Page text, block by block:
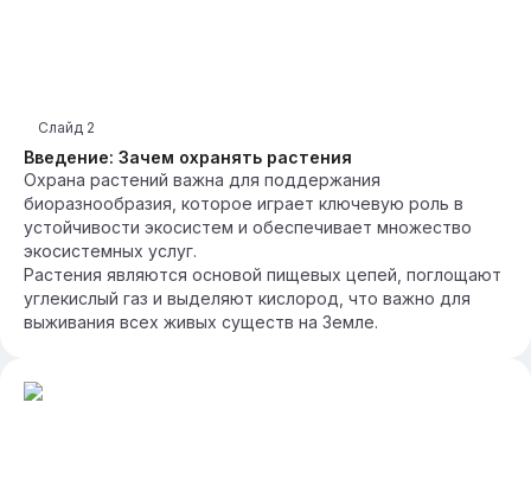
Введение: Зачем охранять растения
Слайд 2
Охрана растений важна для поддержания
биоразнообразия, которое играет ключевую роль в
устойчивости экосистем и обеспечивает множество
экосистемных услуг.
Растения являются основой пищевых цепей, поглощают
углекислый газ и выделяют кислород, что важно для
выживания всех живых существ на Земле.